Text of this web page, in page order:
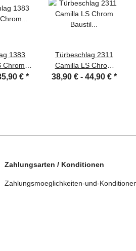
1383
Chrom
€*
Türbeschlag 2311
Camilla LS Chrom
Baustil Türdrücker
38,90 € - 44,90 € *
Zahlungsarten / Konditionen
Zahlungsmoeglichkeiten-und-